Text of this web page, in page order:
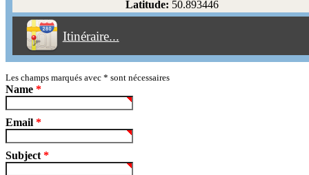
Latitude: 50.893446
Itinéraire...
Éviter les péages
Partir! Reset
Les champs marqués avec * sont nécessaires
Name *
Email *
Subject *